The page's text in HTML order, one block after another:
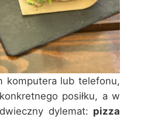
komputera lub telefonu,
posiłku, a w
dylemat: pizza